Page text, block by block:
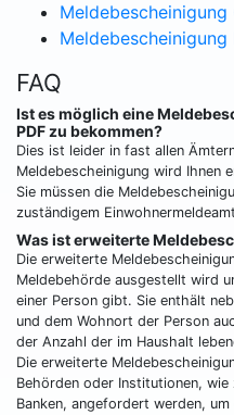
Meldebescheinigung
Meldebescheinigung
FAQ
Ist es möglich eine
PDF zu bekommen?
Dies ist leider in fast allen
Meldebescheinigung wird Ihnen
Sie müssen die
zuständigem
Was ist erweiterte
Die erweiterte
Meldebehörde ausgestellt wird
einer Person gibt. Sie enthält
und dem Wohnort der Person
der Anzahl der im Haushalt
Die erweiterte
Behörden oder Institutionen,
Banken, angefordert werden,